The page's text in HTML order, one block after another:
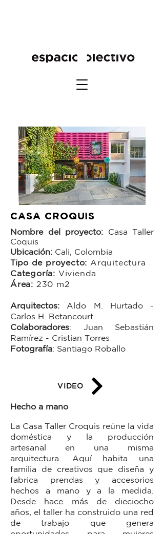
CASA CROQUIS
Nombre del proyecto: Casa Taller
Coquis
Ubicación: Cali, Colombia
Tipo de proyecto: Arquitectura
Categoría: Vivienda
Área: 230 m2
Arquitectos: Aldo M. Hurtado -
Carlos H. Betancourt
Colaboradores: Juan Sebastián
Ramírez - Cristian Torres
Fotografía: Santiago Roballo
VIDEO
Hecho a mano
La Casa Taller Croquis reúne la vida
doméstica y la producción
artesanal en una misma
arquitectura. Aquí habita una
familia de creativos que diseña y
fabrica prendas y accesorios
hechos a mano y a la medida.
Desde hace más de dieciocho
años, el taller ha construido una red
de trabajo que genera